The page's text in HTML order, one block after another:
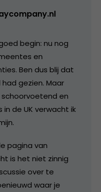
begin: nu nog
en
Ben dus blij dat
gezien. Maar
en
de UK verwacht ik
pagina van
is het niet zinnig
over te
waar je